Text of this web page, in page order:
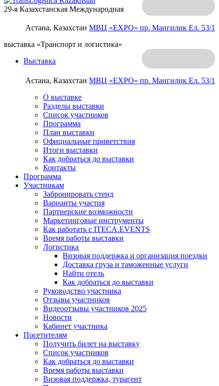
Астана, Казахстан МВЦ «EXPO» пр. Мангилик Ел. 53/1
29-я Казахстанская Международная
выставка «Транспорт и логистика»
Астана, Казахстан МВЦ «EXPO» пр. Мангилик Ел. 53/1
Выставка
О выставке
Разделы выставки
Список участников
Программа
План выставки
Официальные приветствия
Итоги выставки
Как добраться до выставки
Контакты
Программа
Участникам
Забронировать стенд
Варианты участия
Партнерские возможности
Маркетинговые инструменты
Как работать с ITECA.EVENTS
Время работы выставки
Логистика
Визовая поддержка и организация поездки
Доставка груза и таможенные услуги
Найти отель
Как добраться до выставки
Руководство участника
Отзывы участников
Видеоотзывы участников 2025
Новости
Кабинет участника
Посетителям
Получить билет на выставку
Список участников
Как добраться до выставки
Время работы выставки
Визовая поддержка, турагент